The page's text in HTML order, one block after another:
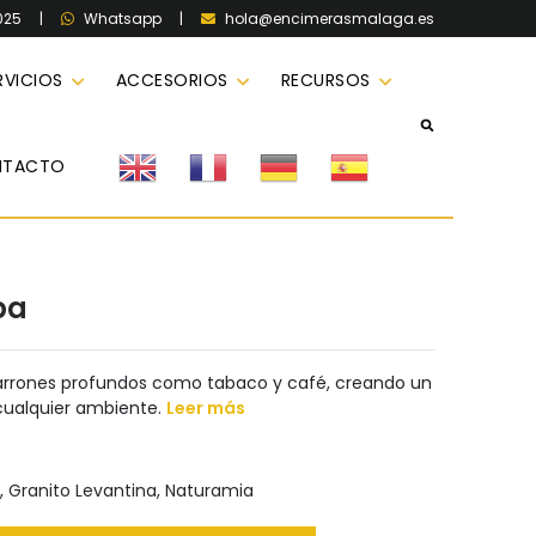
| Whatsapp | hola@encimerasmalaga.es
ACCESORIOS RECURSOS
profundos como tabaco y café, creando un
ambiente. Leer más
, Granito Levantina, Naturamia